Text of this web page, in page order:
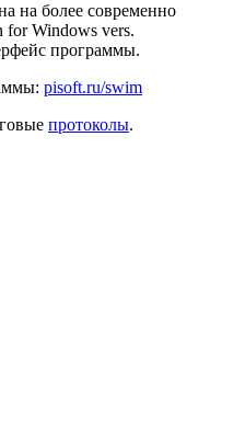
на более современно
Windows vers.
программы.
pisoft.ru/swim
протоколы.